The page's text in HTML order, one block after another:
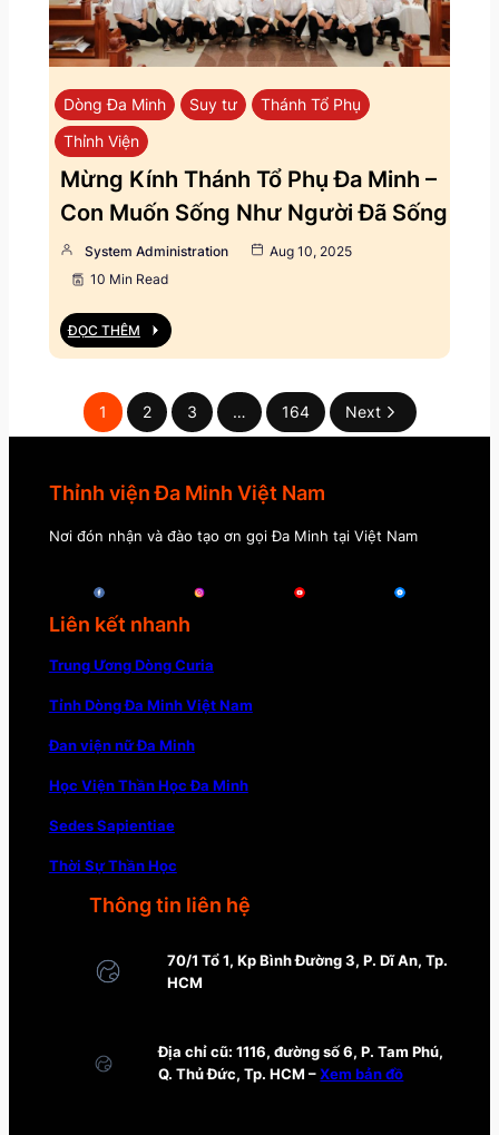
Dòng Đa Minh Suy tư
Thánh Tổ Phụ
Thỉnh Viện
Mừng Kính Thánh Tổ Phụ Đa Minh –
Con Muốn Sống Như Người Đã Sống
System Administration
Aug 10, 2025
10 Min Read
ĐỌC THÊM
1 2 3 … 164 Next
Thỉnh viện Đa Minh Việt Nam
Nơi đón nhận và đào tạo ơn gọi Đa Minh tại Việt Nam
Liên kết nhanh
Trung Ương Dòng Curia
Tỉnh Dòng Đa Minh Việt Nam
Đan viện nữ Đa Minh
Học Viện Thần Học Đa Minh
Sedes Sapientiae
Thời Sự Thần Học
Thông tin liên hệ
70/1 Tổ 1, Kp Bình Đường 3, P. Dĩ An, Tp.
HCM
Địa chỉ cũ: 1116, đường số 6, P. Tam Phú,
Q. Thủ Đức, Tp. HCM –Xem bản đồ